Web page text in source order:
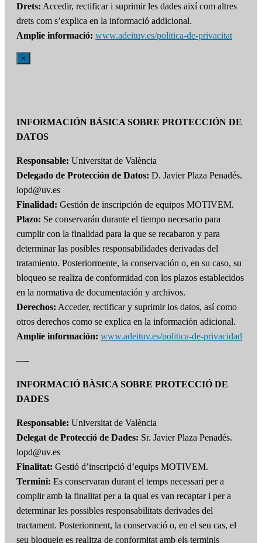
Drets: Accedir, rectificar i suprimir les dades així com altres
drets com s’explica en la informació addicional.
Amplie informació: www.adeituv.es/politica-de-privacitat
×
INFORMACIÓN BÁSICA SOBRE PROTECCIÓN DE
DATOS
Responsable: Universitat de València
Delegado de Protección de Datos: D. Javier Plaza Penadés.
lopd@uv.es
Finalidad: Gestión de inscripción de equipos MOTIVEM.
Plazo: Se conservarán durante el tiempo necesario para
cumplir con la finalidad para la que se recabaron y para
determinar las posibles responsabilidades derivadas del
tratamiento. Posteriormente, la conservación o, en su caso, su
bloqueo se realiza de conformidad con los plazos establecidos
en la normativa de documentación y archivos.
Derechos: Acceder, rectificar y suprimir los datos, así como
otros derechos como se explica en la información adicional.
Amplíe información: www.adeituv.es/politica-de-privacidad
—-
INFORMACIÓ BÀSICA SOBRE PROTECCIÓ DE
DADES
Responsable: Universitat de València
Delegat de Protecció de Dades: Sr. Javier Plaza Penadés.
lopd@uv.es
Finalitat: Gestió d’inscripció d’equips MOTIVEM.
Termini: Es conservaran durant el temps necessari per a
complir amb la finalitat per a la qual es van recaptar i per a
determinar les possibles responsabilitats derivades del
tractament. Posteriorment, la conservació o, en el seu cas, el
seu bloqueig es realitza de conformitat amb els terminis